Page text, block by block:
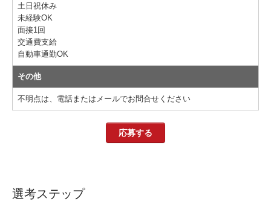
土日祝休み
未経験OK
面接1回
交通費支給
自動車通勤OK
その他
不明点は、電話またはメールでお問合せください
応募する
選考ステップ